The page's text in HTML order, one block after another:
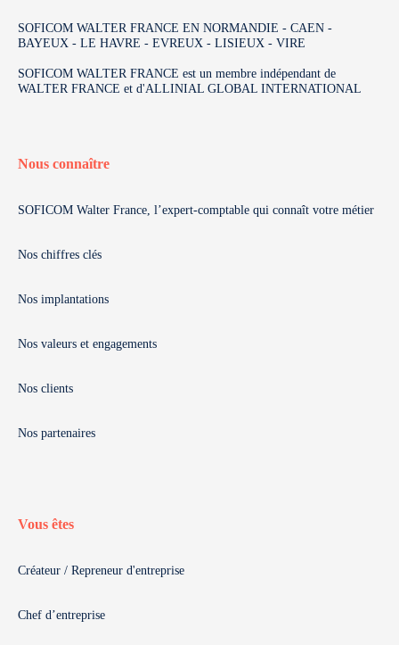
SOFICOM WALTER FRANCE EN NORMANDIE - CAEN -
BAYEUX - LE HAVRE - EVREUX - LISIEUX - VIRE
SOFICOM WALTER FRANCE est un membre indépendant de
WALTER FRANCE et d'ALLINIAL GLOBAL INTERNATIONAL
Nous connaître
SOFICOM Walter France, l’expert-comptable qui connaît votre métier
Nos chiffres clés
Nos implantations
Nos valeurs et engagements
Nos clients
Nos partenaires
Vous êtes
Créateur / Repreneur d'entreprise
Chef d’entreprise